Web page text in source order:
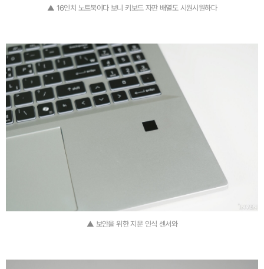
▲ 16인치 노트북이다 보니 키보드 자판 배열도 시원시원하다
▲ 보안을 위한 지문 인식 센서와